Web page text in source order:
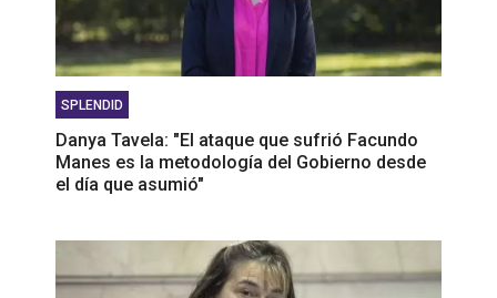
SPLENDID
Danya Tavela: "El ataque que sufrió Facundo
Manes es la metodología del Gobierno desde
el día que asumió"